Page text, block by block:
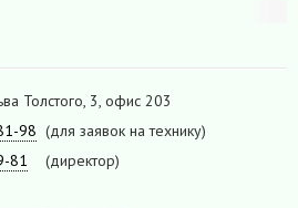
Толстого, 3, офис 203
98 (для заявок на технику)
81
(директор)